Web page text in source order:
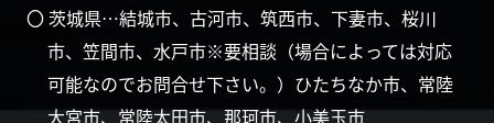
〇 茨城県…結城市、古河市、筑西市、下妻市、桜川
市、笠間市、水戸市※要相談（場合によっては対応
可能なのでお問合せ下さい。）ひたちなか市、常陸
大宮市、常陸太田市、那珂市、小美玉市